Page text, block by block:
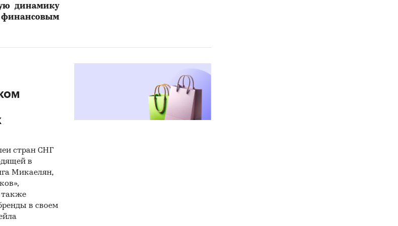
описывающих ситуацию практически в каждой
стали более 800 компаний
динамику
стран СНГ
в
Микаелян,
также
в своем